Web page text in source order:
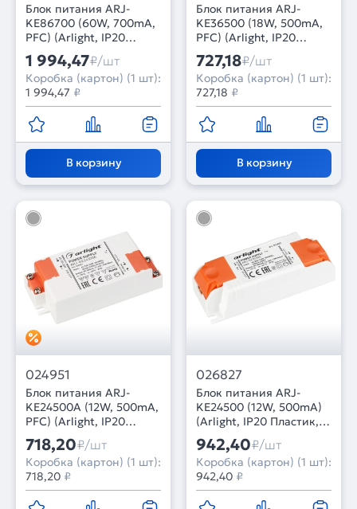
Блок питания ARJ-
KE86700 (60W, 700mA,
PFC) (Arlight, IP20
Пластик, 5 лет)
1 994,47₽/шт
Коробка (картон) (1 шт):
1 994,47 ₽
В корзину
Блок питания ARJ-
KE36500 (18W, 500mA,
PFC) (Arlight, IP20
Пластик, 5 лет)
727,18₽/шт
Коробка (картон) (1 шт):
727,18 ₽
В корзину
024951
Блок питания ARJ-
KE24500A (12W, 500mA,
PFC) (Arlight, IP20
Пластик, 5 лет)
718,20₽/шт
Коробка (картон) (1 шт):
718,20 ₽
026827
Блок питания ARJ-
KE24500 (12W, 500mA)
(Arlight, IP20 Пластик, 5
лет)
942,40₽/шт
Коробка (картон) (1 шт):
942,40 ₽